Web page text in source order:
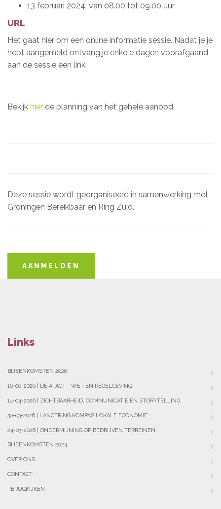
13 februari 2024: van 08.00 tot 09.00 uur
URL
Het gaat hier om een online informatie sessie. Nadat je je
hebt aangemeld ontvang je enkele dagen voorafgaand
aan de sessie een link.
Bekijk hier de planning van het gehele aanbod.
Deze sessie wordt georganiseerd in samenwerking met
Groningen Bereikbaar en Ring Zuid.
AANMELDEN
Links
BIJEENKOMSTEN 2026
16-06-2026 | DE AI ACT - WET EN REGELGEVING
14-04-2026 | ZICHTBAARHEID, COMMUNICATIE EN STORYTELLING.
30-03-2026 | LANCERING KOMPAS LOKALE ECONOMIE
24-03-2026 | ONDERMIJNING OP BEDRIJVEN TERREINEN
BIJEENKOMSTEN 2024
OVER ONS
CONTACT
TERUGKIJKEN